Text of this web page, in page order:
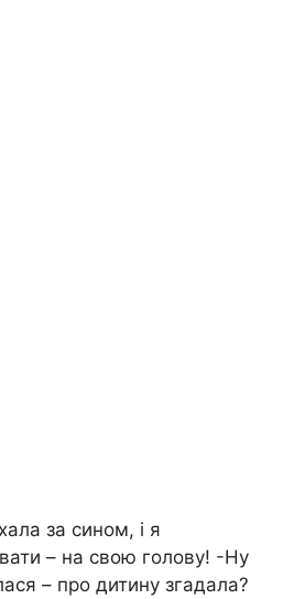
за сином, і я
– на свою голову! -Ну
– про дитину згадала?